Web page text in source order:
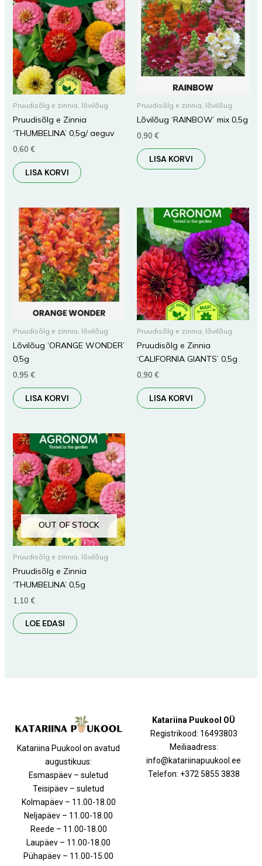
Pruudisõlg e zinnia, lõvilõug
Pruudisõlg e Zinnia
‘THUMBELINA’ 0,5g/ aeguv
0,60 €
LISA KORVI
Pruudisõlg e zinnia, lõvilõug
Lõvilõug ‘RAINBOW’ mix 0,5g
0,90 €
LISA KORVI
Pruudisõlg e zinnia, lõvilõug
Lõvilõug ‘ORANGE WONDER’
0,5g
0,95 €
LISA KORVI
Pruudisõlg e zinnia, lõvilõug
Pruudisõlg e Zinnia
‘CALIFORNIA GIANTS’ 0,5g
0,90 €
LISA KORVI
OUT OF STOCK
Pruudisõlg e zinnia, lõvilõug
Pruudisõlg e Zinnia
‘THUMBELINA’ 0,5g
1,10 €
LOE EDASI
Katariina Puukool on avatud
augustikuus:
Esmaspäev – suletud
Teisipäev – suletud
Kolmapäev – 11.00-18.00
Neljapäev – 11.00-18.00
Reede – 11.00-18.00
Laupäev – 11.00-18.00
Pühapäev – 11.00-15.00
Katariina Puukool OÜ
Registrikood: 16493803
Meiliaadress:
info@katariinapuukool.ee
Telefon: +372 5855 3838